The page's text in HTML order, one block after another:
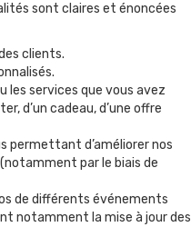
sont claires et énoncées
clients.
les services que vous avez
d’un cadeau, d’une offre
permettant d’améliorer nos
par le biais de
de différents événements
notamment la mise à jour des